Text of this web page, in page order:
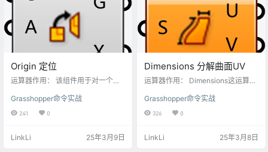
Origin 定位
运算器作用： 该组件用于对一个几
有时被称为“基变换”（ChangeBasi
s Transformation）。这一操作本质
改变其方向和位置。通过这种变
Grasshopper命令实战
241 0
LinkLi 25年3月9日
Dimensions 分解曲面UV
运算器作用： Dimensions这运算是
（犀牛）软件中，曲面的 UV 数值是
用于描述曲面上点的位置的二维参
维曲面上的点进行定位的。就像地
Grasshopper命令实战
326 0
LinkLi 25年3月8日